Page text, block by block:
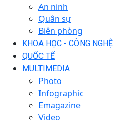
An ninh
Quân sự
Biên phòng
KHOA HỌC - CÔNG NGHỆ
QUỐC TẾ
MULTIMEDIA
Photo
Infographic
Emagazine
Video